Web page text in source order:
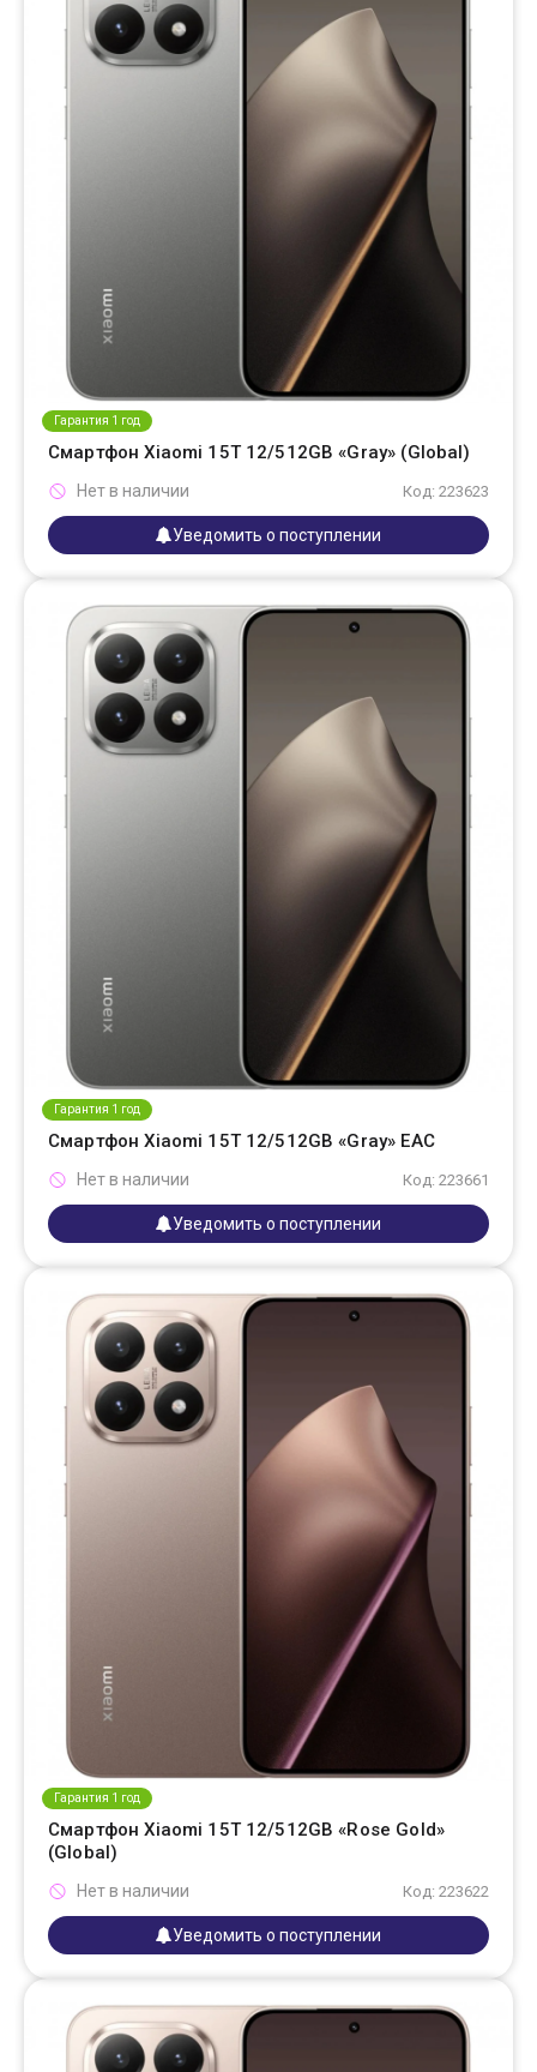
Гарантия 1 год
Смартфон Xiaomi 15T 12/512GB «Gray» (Global)
Код: 223623
Нет в наличии
Уведомить о поступлении
Гарантия 1 год
Смартфон Xiaomi 15T 12/512GB «Gray» EAC
Код: 223661
Нет в наличии
Уведомить о поступлении
Гарантия 1 год
Смартфон Xiaomi 15T 12/512GB «Rose Gold»
(Global)
Код: 223622
Нет в наличии
Уведомить о поступлении